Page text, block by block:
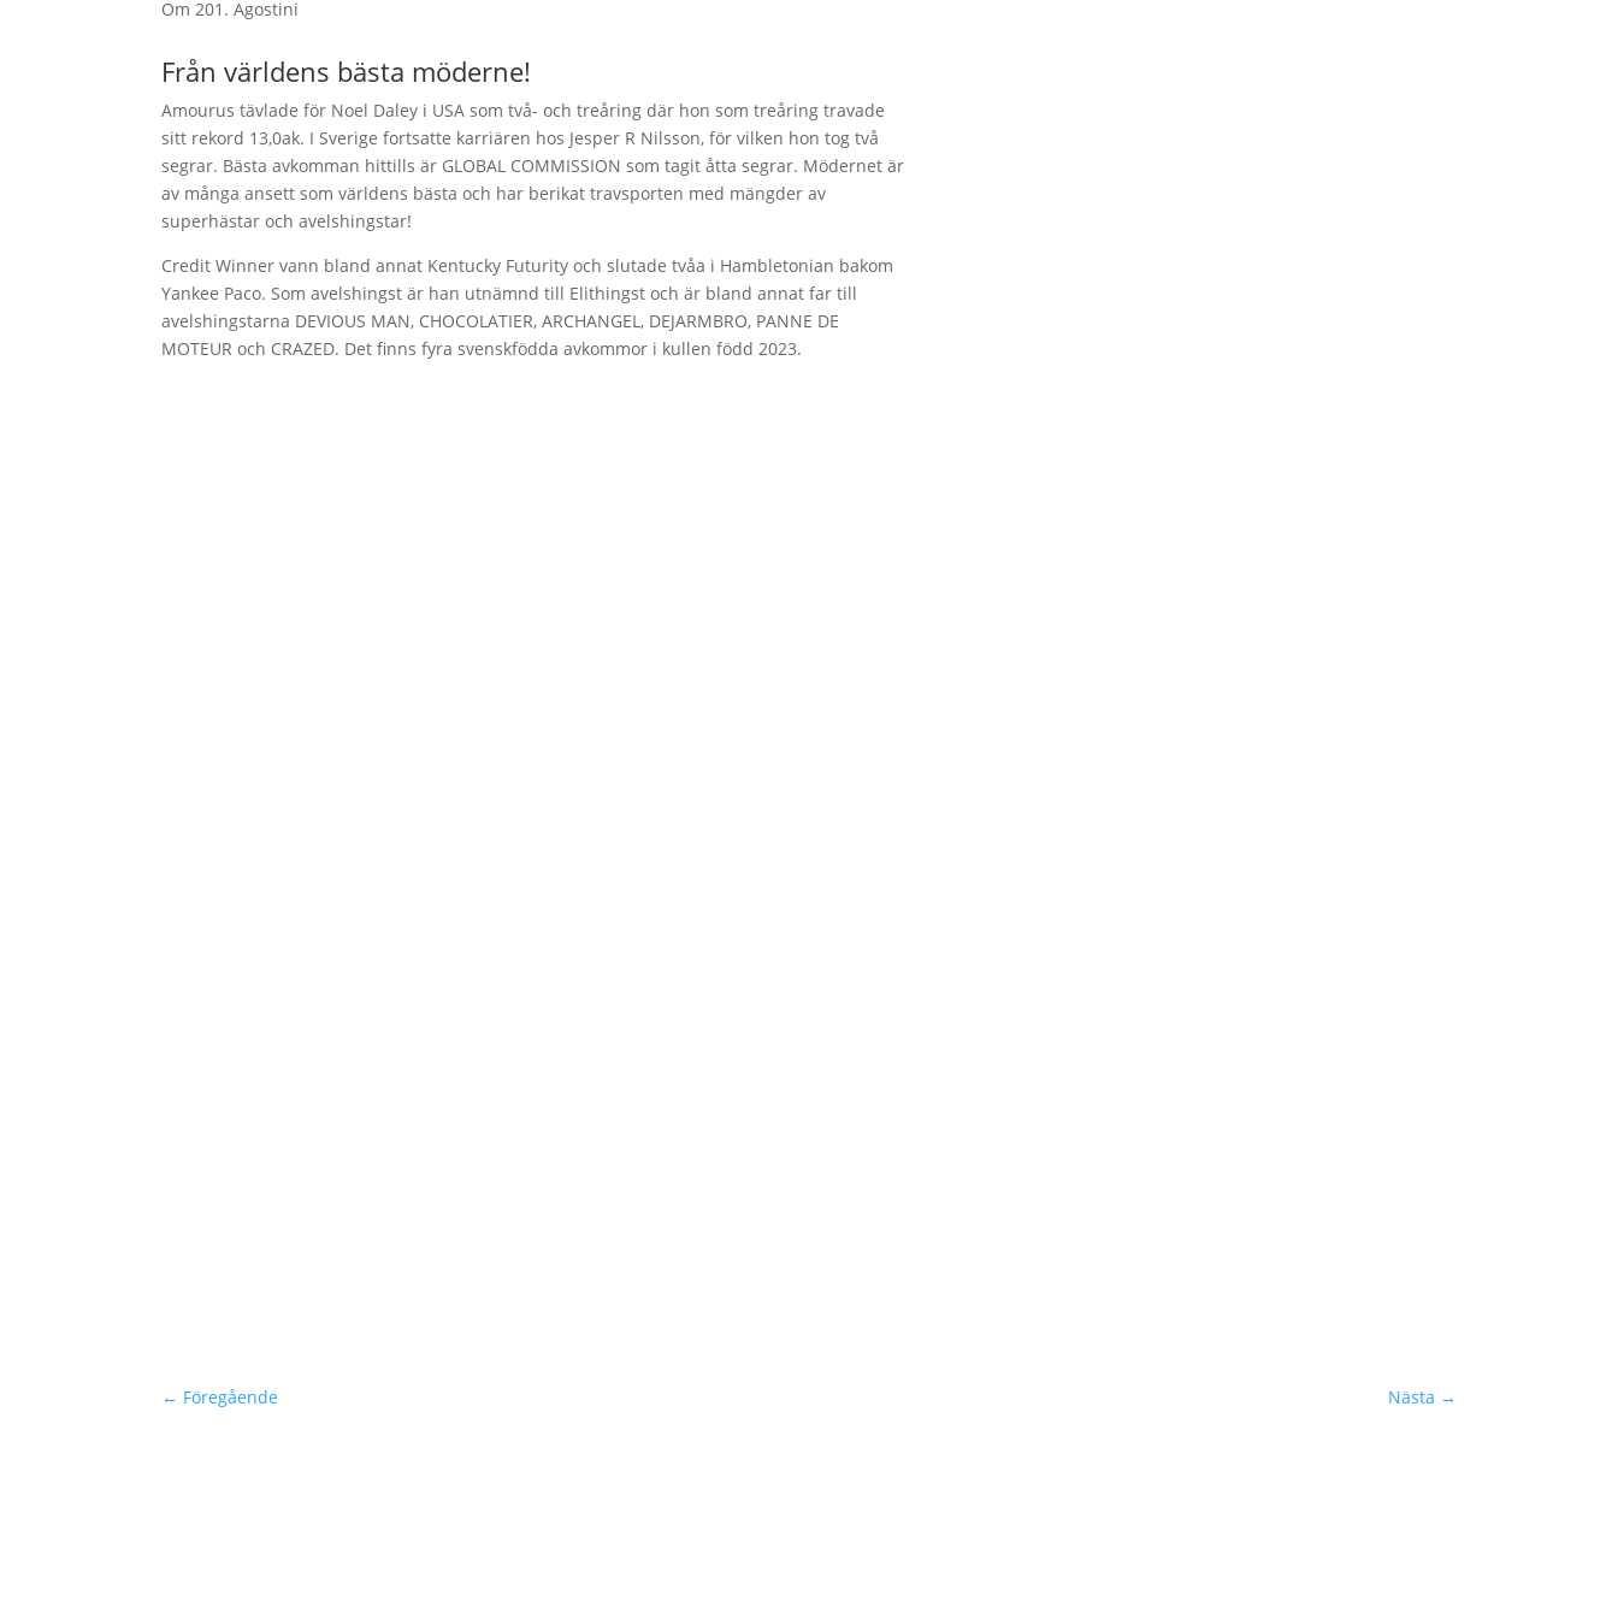
Om 201. Agostini
Från världens bästa möderne!
Amourus tävlade för Noel Daley i USA som två- och treåring där hon som treåring travade
sitt rekord 13,0ak. I Sverige fortsatte karriären hos Jesper R Nilsson, för vilken hon tog två
segrar. Bästa avkomman hittills är GLOBAL COMMISSION som tagit åtta segrar. Mödernet är
av många ansett som världens bästa och har berikat travsporten med mängder av
superhästar och avelshingstar!
Credit Winner vann bland annat Kentucky Futurity och slutade tvåa i Hambletonian bakom
Yankee Paco. Som avelshingst är han utnämnd till Elithingst och är bland annat far till
avelshingstarna DEVIOUS MAN, CHOCOLATIER, ARCHANGEL, DEJARMBRO, PANNE DE
MOTEUR och CRAZED. Det finns fyra svenskfödda avkommor i kullen född 2023.
← Föregående Nästa →